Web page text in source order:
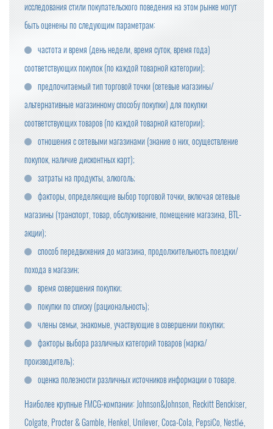
исследования стили покупательского поведения на этом рынке могут
быть оценены по следующим параметрам:
частота и время (день недели, время суток, время года)
соответствующих покупок (по каждой товарной категории);
предпочитаемый тип торговой точки (сетевые магазины/
альтернативные магазинному способу покупки) для покупки
соответствующих товаров (по каждой товарной категории);
отношения с сетевыми магазинами (знание о них, осуществление
покупок, наличие дисконтных карт);
затраты на продукты, алкоголь;
факторы, определяющие выбор торговой точки, включая сетевые
магазины (транспорт, товар, обслуживание, помещение магазина, BTL-
акции);
способ передвижения до магазина, продолжительность поездки/
похода в магазин;
время совершения покупки;
покупки по списку (рациональность);
члены семьи, знакомые, участвующие в совершении покупки;
факторы выбора различных категорий товаров (марка/
производитель);
оценка полезности различных источников информации о товаре.
Наиболее крупные FMCG-компании: Johnson&Johnson, Reckitt Benckiser,
Colgate, Procter & Gamble, Henkel, Unilever, Coca-Cola, PepsiCo, Nestlé,